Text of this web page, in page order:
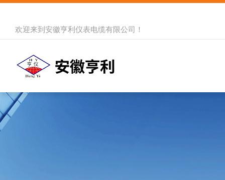
欢迎来到 安徽亨利仪表电缆有限公司 ！